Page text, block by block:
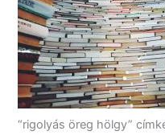
“rigolyás öreg hölgy”